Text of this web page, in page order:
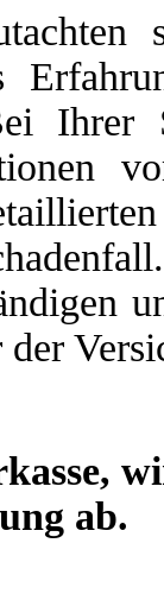
Ihrer
der
ab.